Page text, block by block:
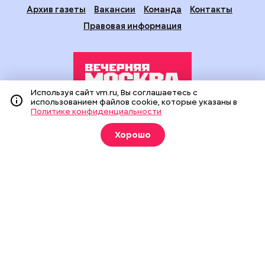
Архив газеты
Вакансии Команда
Контакты
Правовая информация
Издание создано при финансовой поддержке Департамента
средств массовой информации и рекламы города Москвы.
На сайте применяются рекомендательные технологии
(информационные технологии предоставления информации
Используя сайт vm.ru, Вы соглашаетесь с
использованием файлов cookie, которые указаны в
Политике конфиденциальности
Хорошо